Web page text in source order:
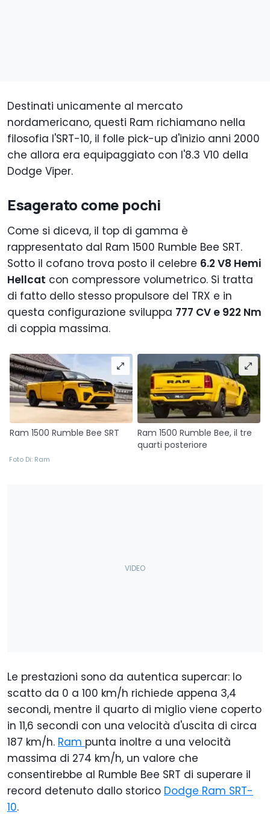
Destinati unicamente al mercato
nordamericano, questi Ram richiamano nella
filosofia l'SRT-10, il folle pick-up d'inizio anni 2000
che allora era equipaggiato con l'8.3 V10 della
Dodge Viper.
Esagerato come pochi
Come si diceva, il top di gamma è
rappresentato dal Ram 1500 Rumble Bee SRT.
Sotto il cofano trova posto il celebre 6.2 V8 Hemi
Hellcat con compressore volumetrico. Si tratta
di fatto dello stesso propulsore del TRX e in
questa configurazione sviluppa 777 CV e 922 Nm
di coppia massima.
Ram 1500 Rumble Bee SRT
Ram 1500 Rumble Bee, il tre
quarti posteriore
Foto Di: Ram
Le prestazioni sono da autentica supercar: lo
scatto da 0 a 100 km/h richiede appena 3,4
secondi, mentre il quarto di miglio viene coperto
in 11,6 secondi con una velocità d'uscita di circa
187 km/h. Ram punta inoltre a una velocità
massima di 274 km/h, un valore che
consentirebbe al Rumble Bee SRT di superare il
record detenuto dallo storico Dodge Ram SRT-
10.